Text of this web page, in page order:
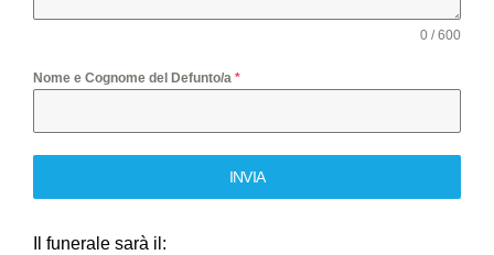
0 / 600
Nome e Cognome del Defunto/a *
INVIA
Il funerale sarà il: